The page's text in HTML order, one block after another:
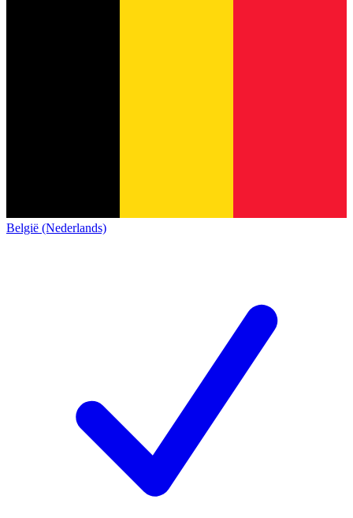
België (Nederlands)